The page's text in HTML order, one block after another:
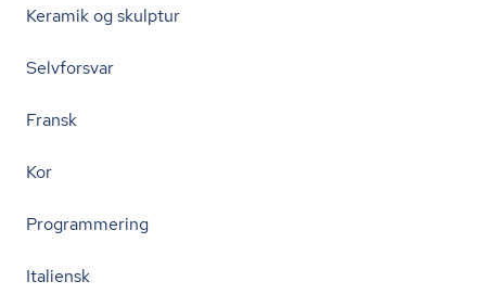
Keramik og skulptur
Selvforsvar
Fransk
Kor
Programmering
Italiensk